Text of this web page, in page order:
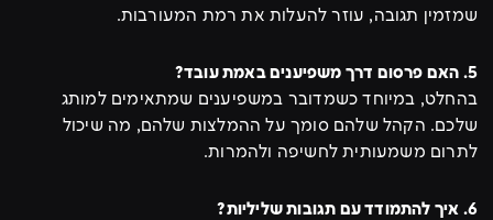
שמזמין תגובה, עוזר להעלות את רמת המעורבות.
5. האם פרסום דרך משפיענים באמת עובד?
בהחלט, במיוחד כשמדובר במשפיענים שמתאימים למותג
שלכם. הקהל שלהם סומך על ההמלצות שלהם, מה שיכול
לתרום משמעותית לחשיפה ולהמרות.
6. איך להתמודד עם תגובות שליליות?